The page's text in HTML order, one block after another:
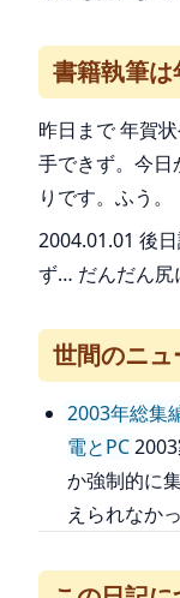
書籍執筆
昨日まで 年賀
手できず。今日
りです。ふう。
2004.01.01 後
ず… だんだん尻
世間のニ
2003年総集
電とPC
か強制的に
えられなか